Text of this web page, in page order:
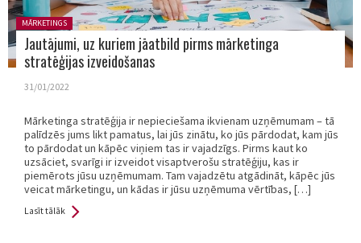
Posted in:
MĀRKETINGS
Jautājumi, uz kuriem jāatbild pirms mārketinga
stratēģijas izveidošanas
31/01/2022
Mārketinga stratēģija ir nepieciešama ikvienam uzņēmumam – tā
palīdzēs jums likt pamatus, lai jūs zinātu, ko jūs pārdodat, kam jūs
to pārdodat un kāpēc viņiem tas ir vajadzīgs. Pirms kaut ko
uzsāciet, svarīgi ir izveidot visaptverošu stratēģiju, kas ir
piemērots jūsu uzņēmumam. Tam vajadzētu atgādināt, kāpēc jūs
veicat mārketingu, un kādas ir jūsu uzņēmuma vērtības, […]
Lasīt tālāk